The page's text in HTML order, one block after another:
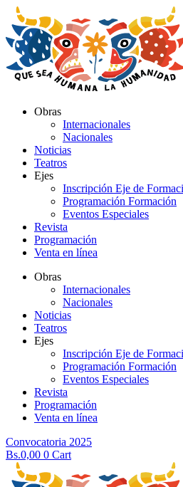
al
contenido
Obras
Internacionales
Nacionales
Noticias
Teatros
Ejes
Inscripción Eje de
Programación Formación
Eventos Especiales
Revista
Programación
Venta en línea
Obras
Internacionales
Nacionales
Noticias
Teatros
Ejes
Inscripción Eje de
Programación Formación
Eventos Especiales
Revista
Programación
Venta en línea
Convocatoria 2025
Bs.0,00 0 Cart